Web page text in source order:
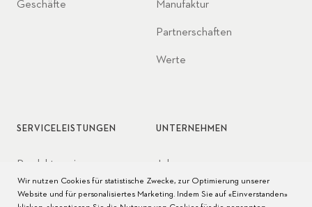
Geschäfte Manufaktur
Partnerschaften
Werte
SERVICELEISTUNGEN
Produktservice
Pflege der Uhr
UNTERNEHMEN
Jobs
Presse
Wir nutzen Cookies für statistische Zwecke, zur Optimierung unserer
Website und für personalisiertes Marketing. Indem Sie auf «Einverstanden»